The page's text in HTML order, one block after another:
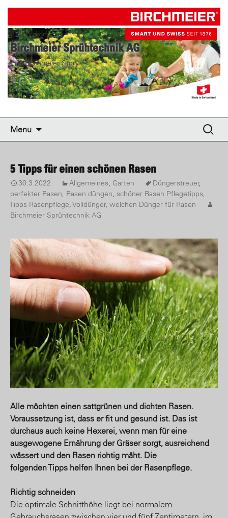
Birchmeier Sprühtechnik AG
Ihre Birchmeier Story
birchmeier.com
Menu
Suche
nach:
5 Tipps für einen schönen Rasen
30.3.2022 Allgemeines, Garten Düngerstreuer,
perfekter Rasen, Rasen düngen, schöner Rasen Pflegetipps,
Tipps Rasenpflege,Volldünger, welchen Dünger für Rasen
Birchmeier Sprühtechnik AG
Alle möchten einen sattgrünen und dichten Rasen.
Voraussetzung ist, dass er fit und gesund ist. Das ist
durchaus auch keine Hexerei, wenn man für eine
ausgewogene Ernährung der Gräser sorgt, ausreichend
wässert und den Rasen richtig mäht. Die
folgenden Tipps helfen Ihnen bei der Rasenpflege.
Richtig schneiden
Die optimale Schnitthöhe liegt bei normalem